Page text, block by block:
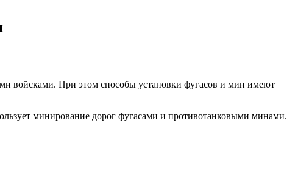
войсками. При этом способы установки фугасов и мин имеют
минирование дорог фугасами и противотанковыми минами.